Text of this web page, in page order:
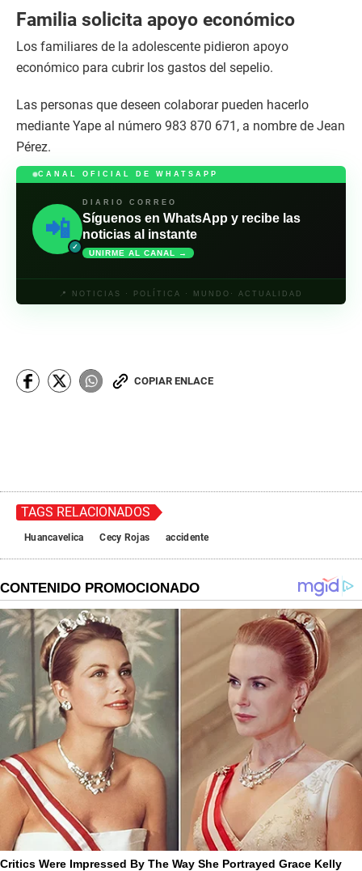
Familia solicita apoyo económico
Los familiares de la adolescente pidieron apoyo
económico para cubrir los gastos del sepelio.
Las personas que deseen colaborar pueden hacerlo
mediante Yape al número 983 870 671, a nombre de Jean
Pérez.
CANAL OFICIAL DE WHATSAPP
📲
✓
DIARIO CORREO
Síguenos en WhatsApp y recibe las
noticias al instante
UNIRME AL CANAL →
📍 NOTICIAS · POLÍTICA · MUNDO· ACTUALIDAD
COPIAR ENLACE
TAGS RELACIONADOS
Huancavelica Cecy Rojas accidente